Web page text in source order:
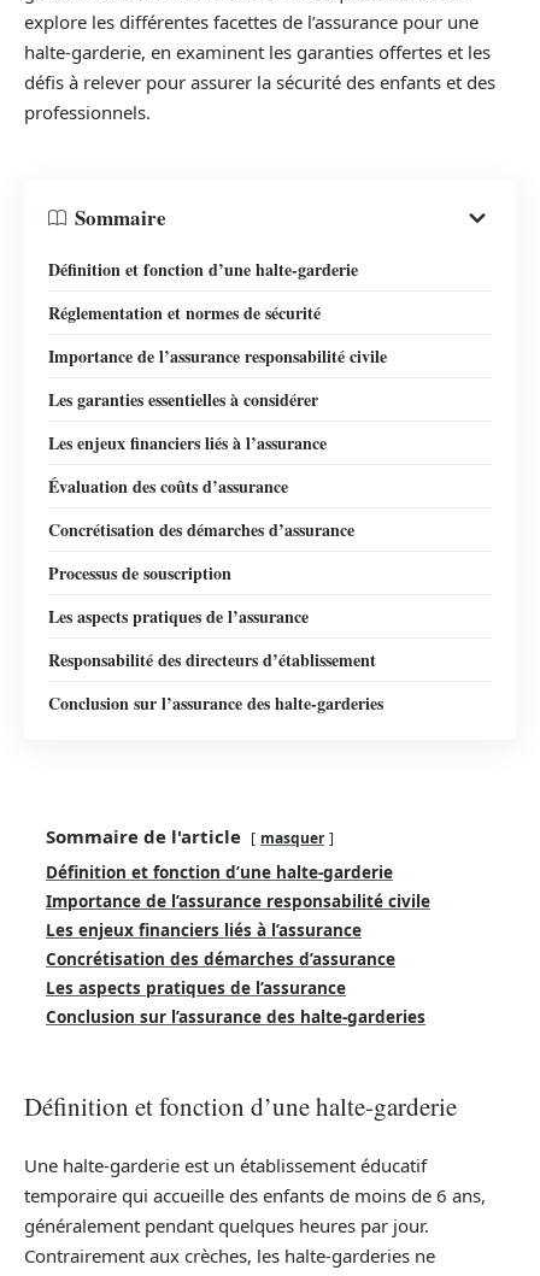
explore les différentes facettes de l’assurance pour une
halte-garderie, en examinent les garanties offertes et les
défis à relever pour assurer la sécurité des enfants et des
professionnels.
Sommaire
Définition et fonction d’une halte-garderie
Réglementation et normes de sécurité
Importance de l’assurance responsabilité civile
Les garanties essentielles à considérer
Les enjeux financiers liés à l’assurance
Évaluation des coûts d’assurance
Concrétisation des démarches d’assurance
Processus de souscription
Les aspects pratiques de l’assurance
Responsabilité des directeurs d’établissement
Conclusion sur l’assurance des halte-garderies
Sommaire de l'article masquer
Définition et fonction d’une halte-garderie
Importance de l’assurance responsabilité civile
Les enjeux financiers liés à l’assurance
Concrétisation des démarches d’assurance
Les aspects pratiques de l’assurance
Conclusion sur l’assurance des halte-garderies
Définition et fonction d’une halte-garderie
Une halte-garderie est un établissement éducatif
temporaire qui accueille des enfants de moins de 6 ans,
généralement pendant quelques heures par jour.
Contrairement aux crèches, les halte-garderies ne